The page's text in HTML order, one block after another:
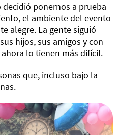
ponernos a prueba
el ambiente del evento
alegre. La gente siguió
hijos, sus amigos y con
lo tienen más difícil.
que, incluso bajo la